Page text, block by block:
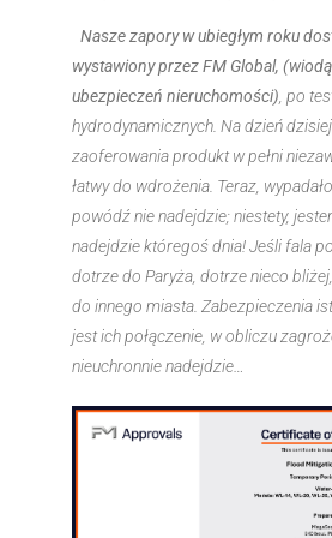
Nasze zapory w ubiegłym roku
wystawiony przez FM Global,
ubezpieczeń nieruchomości) , po
hydrodynamicznych. Na dzień
zaoferowania produkt w pełni
łatwy do wdrożenia. Teraz,
powódź nie nadejdzie; niestety,
nadejdzie któregoś dnia! Jeśli fala
dotrze do Paryża, dotrze nieco
do innego miasta. Zabezpieczenia
jest ich połączenie, w obliczu
nieuchronnie nadejdzie…